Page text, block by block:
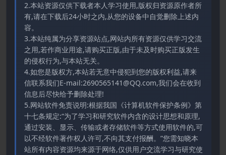
2.本站资源仅供下载者本人学习使用,版权归资源原作者所
有,请在下载后24小时之内,从您的设备中自觉删除上述内
容。
3.本站纯属为分享资源站点,网站内所有资源仅供学习交流
之用,若作商业用途,请购买正版,由于未及时购买正版发生
的侵权行为,与本站无关。
4.如您是版权方,本站若无意中侵犯到您的版权利益,请来
信联系我们E-mail:2690565141@QQ.com,我们会在收到
信息后尽快给予删除处理!
5.网站软件免责说明:根据我国《计算机软件保护条例》第
十七条规定:“为了学习和研究软件内含的设计思想和原理,
通过安装、显示、传输或者存储软件等方式使用软件的,可
以不经软件著作权人许可,不向其支付报酬。”您需知晓本
站所有内容资源均来源于网络,仅供用户交流学习与研究使